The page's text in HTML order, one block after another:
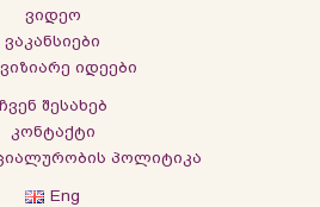
ვიდეო
ვაკანსიები
იდეები
ჩვენ შესახებ
კონტაქტი
პოლიტიკა
Eng